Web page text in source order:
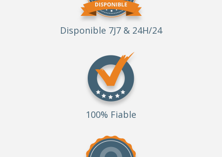
Disponible 7J7 & 24H/24
100% Fiable